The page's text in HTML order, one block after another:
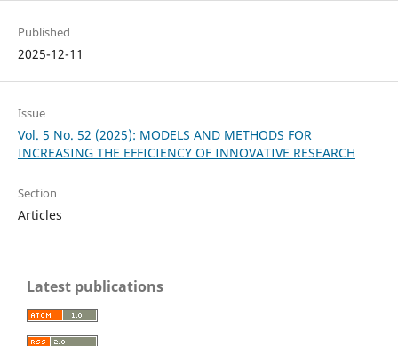
Published
2025-12-11
Issue
Vol. 5 No. 52 (2025): MODELS AND METHODS FOR
INCREASING THE EFFICIENCY OF INNOVATIVE RESEARCH
Section
Articles
Latest publications